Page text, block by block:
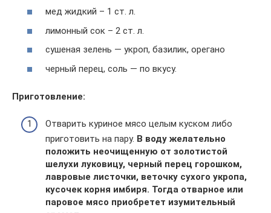
мед жидкий – 1 ст. л.
лимонный сок – 2 ст. л.
сушеная зелень — укроп, базилик, орегано
черный перец, соль — по вкусу.
Приготовление:
Отварить куриное мясо целым куском либо
приготовить на пару. В воду желательно
положить неочищенную от золотистой
шелухи луковицу, черный перец горошком,
лавровые листочки, веточку сухого укропа,
кусочек корня имбиря. Тогда отварное или
паровое мясо приобретет изумительный